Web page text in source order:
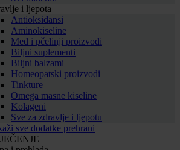
i ljepota
Antioksidansi
Aminokiseline
Med i pčelinji proizvodi
Biljni suplementi
Biljni balzami
Homeopatski proizvodi
Tinkture
Omega masne kiseline
Kolageni
Sve za zdravlje i ljepotu
sve dodatke prehrani